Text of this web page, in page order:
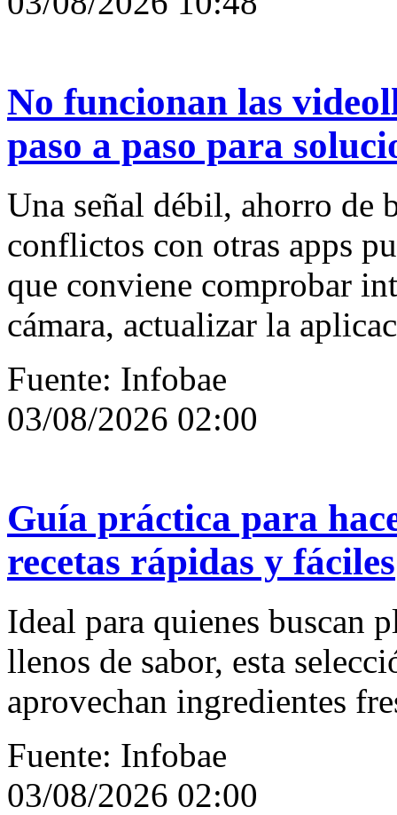
No funcionan las
paso a paso para
Una señal débil, ahorro de
conflictos con otras apps
que conviene comprobar
cámara, actualizar la
Fuente: Infobae
03/08/2026 02:00
Guía práctica para
recetas rápidas y fáciles
Ideal para quienes buscan
llenos de sabor, esta
aprovechan ingredientes
Fuente: Infobae
03/08/2026 02:00